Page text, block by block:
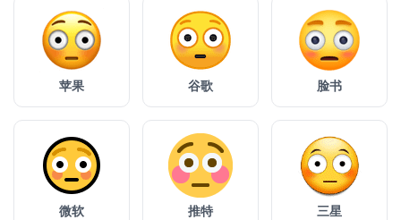
苹果 谷歌 脸书
微软 推特 三星